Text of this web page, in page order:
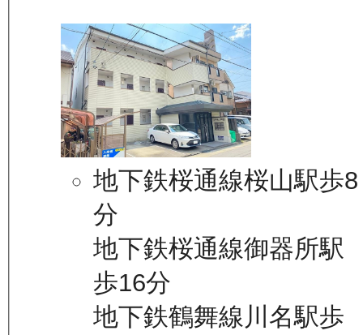
地下鉄桜通線桜山駅歩8
分
地下鉄桜通線御器所駅
歩16分
地下鉄鶴舞線川名駅歩